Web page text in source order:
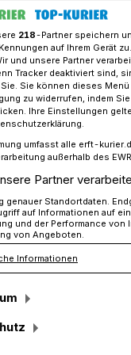
trotz Regen:
die Allrather
an der
sich die
mit einer neuen
218-Partner speichern
auf Ihrem Gerät
und unsere Partner
Tracker deaktiviert sind,
Sie können dieses
zu widerrufen, indem
Ihre Einstellungen
umfasst alle erft-
außerhalb des
Partner
genauer Standortdaten.
auf Informationen auf
und der Performance
von Angeboten.
Informationen